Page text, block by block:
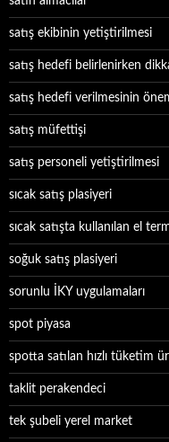
satış ekibinin yetiştirilmesi
satış hedefi belirlenirken
satış hedefi verilmesinin
satış müfettişi
satış personeli yetiştirilmesi
sıcak satış plasiyeri
sıcak satışta kullanılan el
soğuk satış plasiyeri
sorunlu İKY uygulamaları
spot piyasa
spotta satılan hızlı tüketim
taklit perakendeci
tek şubeli yerel market